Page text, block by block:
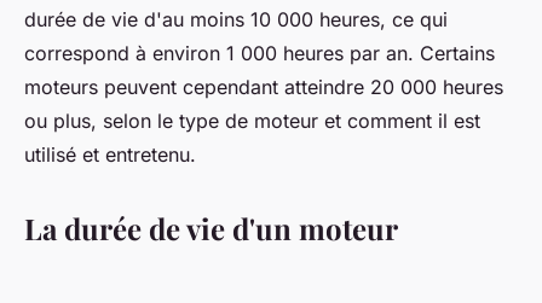
durée de vie d'au moins 10 000 heures, ce qui
correspond à environ 1 000 heures par an. Certains
moteurs peuvent cependant atteindre 20 000 heures
ou plus, selon le type de moteur et comment il est
utilisé et entretenu.
La durée de vie d'un moteur